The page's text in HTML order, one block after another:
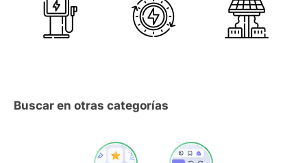
Buscar en otras categorías